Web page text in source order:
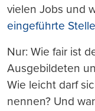
vielen Jobs und
eingeführte
Nur: Wie fair ist
Ausgebildeten
Wie leicht darf
nennen? Und